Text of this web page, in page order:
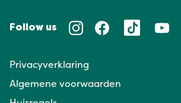
Follow us
Privacyverklaring
Algemene voorwaarden